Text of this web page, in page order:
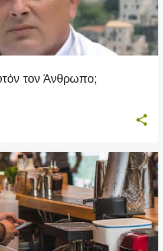
τον Άνθρωπο;